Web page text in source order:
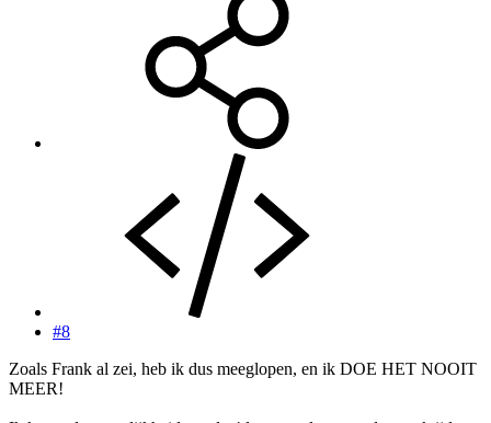
#8
Zoals Frank al zei, heb ik dus meeglopen, en ik DOE HET NOOIT
MEER!